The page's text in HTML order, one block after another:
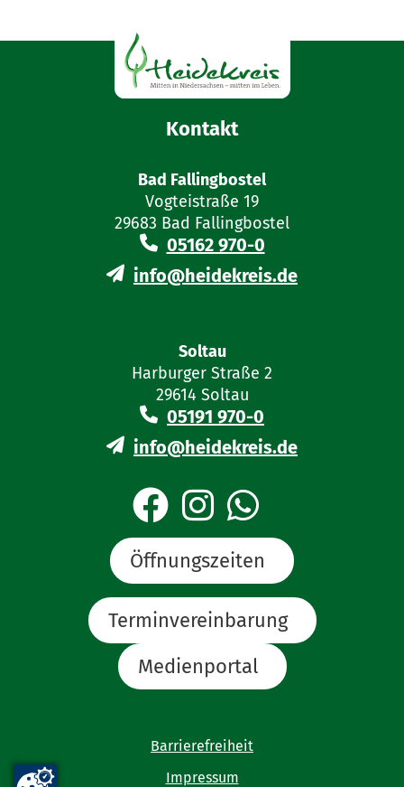
Kontakt
Bad Fallingbostel
Vogteistraße 19
29683 Bad Fallingbostel
05162 970-0
info@heidekreis.de
Soltau
Harburger Straße 2
29614 Soltau
05191 970-0
info@heidekreis.de
Öffnungszeiten
Terminvereinbarung
Medienportal
Barrierefreiheit
Impressum